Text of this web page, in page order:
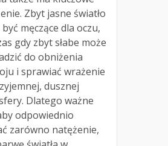
Zbyt jasne światło
męczące dla oczu,
gdy zbyt słabe może
do obniżenia
i sprawiać wrażenie
dusznej
Dlatego ważne
odpowiednio
zarówno natężenie,